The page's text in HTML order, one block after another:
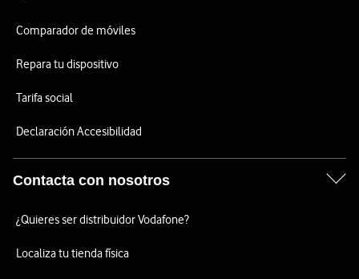
Comparador de móviles
Repara tu dispositivo
Tarifa social
Declaración Accesibilidad
Contacta con nosotros
¿Quieres ser distribuidor Vodafone?
Localiza tu tienda física